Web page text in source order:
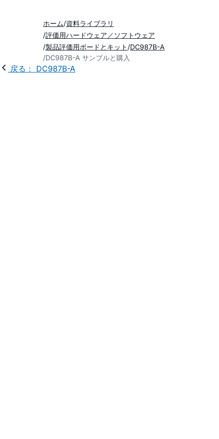
ホーム 資料ライブラリ
評価用ハードウェア／ソフトウェア
製品評価用ボードとキット DC987B-A
DC987B-A サンプルと購入
戻る： DC987B-A